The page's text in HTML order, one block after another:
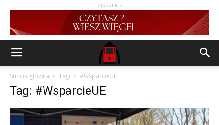
- reklama -
Strona główna Tagi #WsparcieUE
Tag: #WsparcieUE